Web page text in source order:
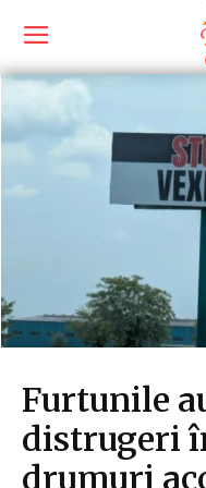
Furtunile
distrugeri
drumuri